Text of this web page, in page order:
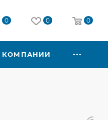
0 0 0
КОМПАНИИ